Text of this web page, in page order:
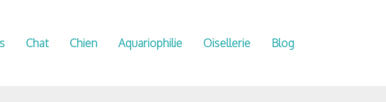
Chat Chien Aquariophilie Oisellerie Blog